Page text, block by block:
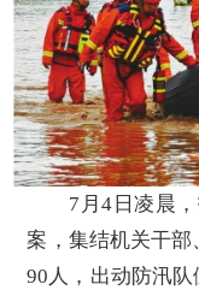
7月4日凌晨，
案，集结机关干
90人，出动防汛